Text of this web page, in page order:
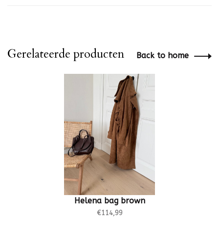
Gerelateerde producten Back to home
Helena bag brown
€114,99